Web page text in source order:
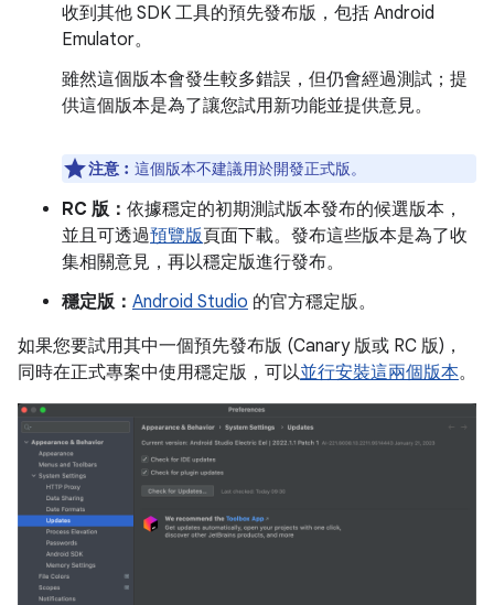
收到其他 SDK 工具的預先發布版，包括 Android
Emulator。
雖然這個版本會發生較多錯誤，但仍會經過測試；提
供這個版本是為了讓您試用新功能並提供意見。
注意︰ 這個版本不建議用於開發正式版。
RC 版： 依據穩定的初期測試版本發布的候選版本，
並且可透過預覽版頁面下載。發布這些版本是為了收
集相關意見，再以穩定版進行發布。
穩定版： Android Studio 的官方穩定版。
如果您要試用其中一個預先發布版 (Canary 版或 RC 版)，
同時在正式專案中使用穩定版，可以並行安裝這兩個版本。